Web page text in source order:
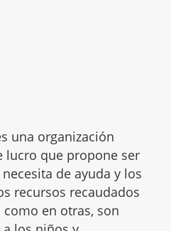
una organización
lucro que propone ser
de ayuda y los
recursos recaudados
en otras, son